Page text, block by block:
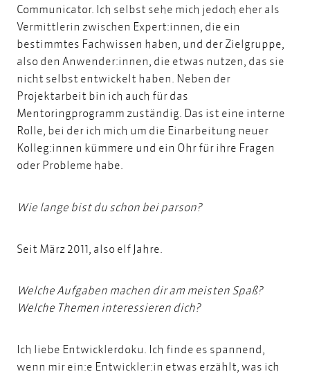
Communicator. Ich selbst sehe mich jedoch eher als
Vermittlerin zwischen Expert:innen, die ein
bestimmtes Fachwissen haben, und der Zielgruppe,
also den Anwender:innen, die etwas nutzen, das sie
nicht selbst entwickelt haben. Neben der
Projektarbeit bin ich auch für das
Mentoringprogramm zuständig. Das ist eine interne
Rolle, bei der ich mich um die Einarbeitung neuer
Kolleg:innen kümmere und ein Ohr für ihre Fragen
oder Probleme habe.
Wie lange bist du schon bei parson?
Seit März 2011, also elf Jahre.
Welche Aufgaben machen dir am meisten Spaß?
Welche Themen interessieren dich?
Ich liebe Entwicklerdoku. Ich finde es spannend,
wenn mir ein:e Entwickler:in etwas erzählt, was ich